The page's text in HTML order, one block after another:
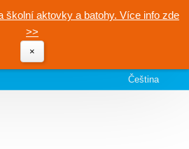
školní aktovky a batohy. Více info zde
>>
×
Čeština